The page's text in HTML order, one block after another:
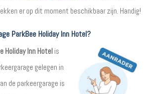
er op dit moment beschikbaar zijn. Handig!
ParkBee Holiday Inn Hotel?
Holiday Inn Hotel is
gelegen in
de parkeergarage is